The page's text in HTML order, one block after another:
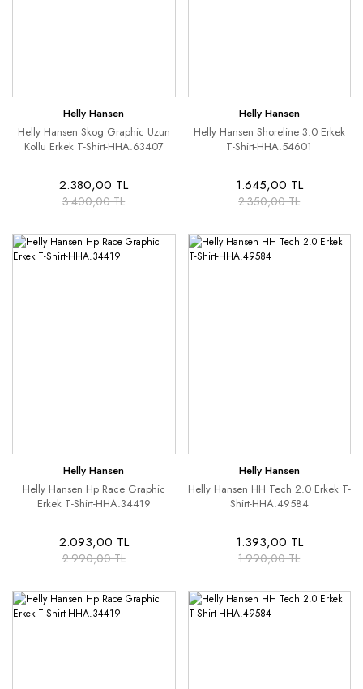
Helly Hansen
Helly Hansen Skog Graphic Uzun
Kollu Erkek T-Shirt-HHA.63407
2.380,00 TL
3.400,00 TL
Helly Hansen
Helly Hansen Shoreline 3.0 Erkek
T-Shirt-HHA.54601
1.645,00 TL
2.350,00 TL
Helly Hansen
Helly Hansen Hp Race Graphic
Erkek T-Shirt-HHA.34419
2.093,00 TL
2.990,00 TL
Helly Hansen
Helly Hansen HH Tech 2.0 Erkek T-
Shirt-HHA.49584
1.393,00 TL
1.990,00 TL